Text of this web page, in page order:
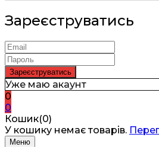
Зареєструватись
Уже маю акаунт
0
0
Кошик(0)
У кошику немає товарів.
Меню